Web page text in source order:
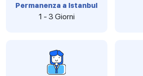
Permanenza a Istanbul
1 - 3 Giorni